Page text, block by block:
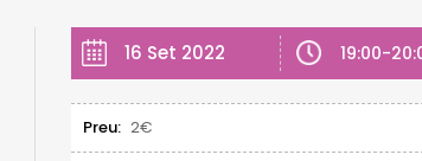
16 Set 2022 19:00-
Preu: 2€